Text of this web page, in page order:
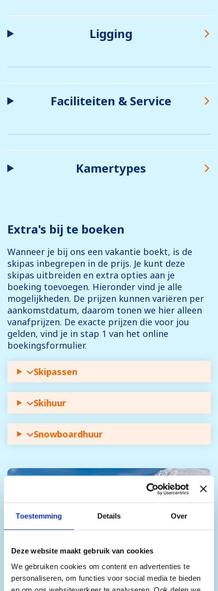
Toestemming Details Over
Deze website maakt gebruik van cookies
We gebruiken cookies om content en advertenties te
personaliseren, om functies voor social media te bieden
en om ons websiteverkeer te analyseren. Ook delen we
Ligging
Faciliteiten & Service
Kamertypes
Extra's bij te boeken
Wanneer je bij ons een vakantie boekt, is de
skipas inbegrepen in de prijs. Je kunt deze
skipas uitbreiden en extra opties aan je
boeking toevoegen. Hieronder vind je alle
mogelijkheden. De prijzen kunnen variëren per
aankomstdatum, daarom tonen we hier alleen
vanafprijzen. De exacte prijzen die voor jou
gelden, vind je in stap 1 van het online
boekingsformulier.
Skipassen
Skihuur
Snowboardhuur